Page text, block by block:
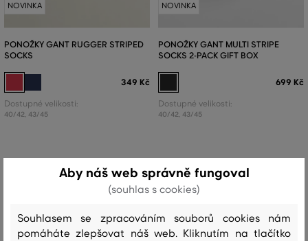
NOVINKA
PONOŽKY GANT RUGGER STRIPED
SOCKS
349 Kč
Dostupné velikosti:
40/42 43/45
NOVINKA
PONOŽKY GANT MULTI STRIPE
SOCKS 2-PACK GIFT BOX
699 Kč
Dostupné velikosti:
40/42 43/45
Aby náš web správně fungoval
(souhlas s cookies)
Souhlasem se zpracováním souborů cookies nám
pomáháte zlepšovat náš web. Kliknutím na tlačítko